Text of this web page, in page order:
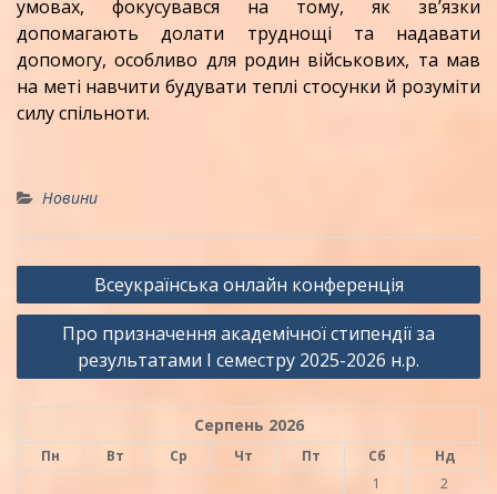
умовах, фокусувався на тому, як зв’язки
допомагають долати труднощі та надавати
допомогу, особливо для родин військових, та мав
на меті навчити будувати теплі стосунки й розуміти
силу спільноти.
Новини
Навігація
записів
Всеукраїнська онлайн конференція
Про призначення академічної стипендії за
результатами І семестру 2025-2026 н.р.
Серпень 2026
Пн Вт Ср Чт Пт Сб
Нд
1
2